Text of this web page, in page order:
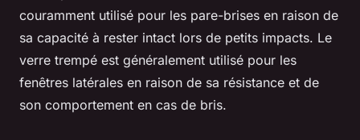
couramment utilisé pour les pare-brises en raison de
sa capacité à rester intact lors de petits impacts. Le
verre trempé est généralement utilisé pour les
fenêtres latérales en raison de sa résistance et de
son comportement en cas de bris.